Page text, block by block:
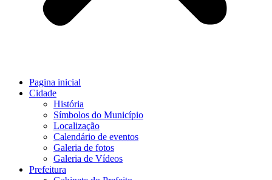
Pagina inicial
Cidade
História
Símbolos do Município
Localização
Calendário de eventos
Galeria de fotos
Galeria de Vídeos
Prefeitura